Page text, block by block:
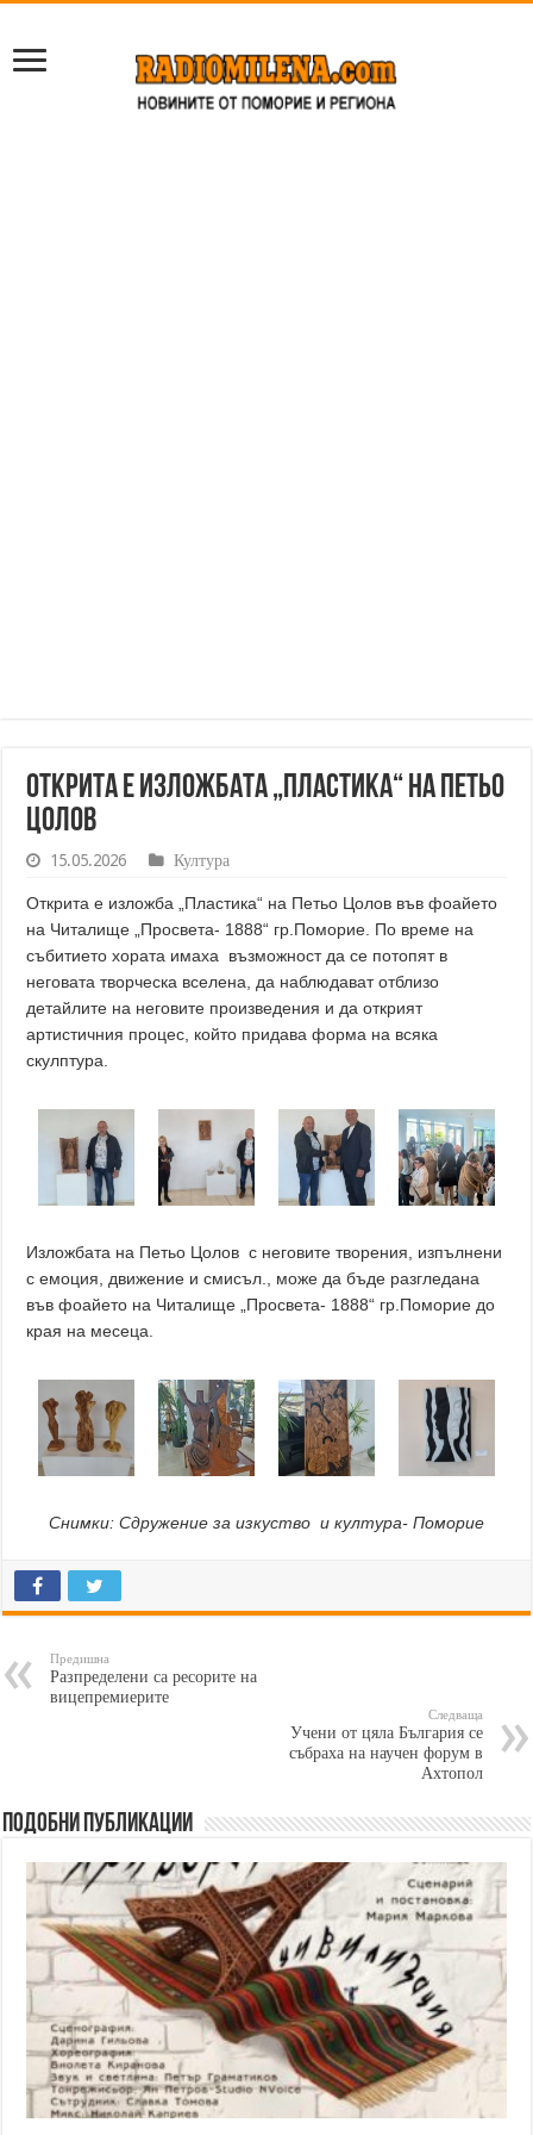
Открита е изложбата „Пластика“ на Петьо
Цолов
15.05.2026 Култура
Открита е изложба „Пластика“ на Петьо Цолов във фоайето
на Читалище „Просвета- 1888“ гр.Поморие. По време на
събитието хората имаха възможност да се потопят в
неговата творческа вселена, да наблюдават отблизо
детайлите на неговите произведения и да открият
артистичния процес, който придава форма на всяка
скулптура.
Изложбата на Петьо Цолов с неговите творения, изпълнени
с емоция, движение и смисъл., може да бъде разгледана
във фоайето на Читалище „Просвета- 1888“ гр.Поморие до
края на месеца.
Снимки: Сдружение за изкуство и култура- Поморие
Предишна
Разпределени са ресорите на
вицепремиерите
Следваща
Учени от цяла България се
събраха на научен форум в
Ахтопол
Подобни публикации